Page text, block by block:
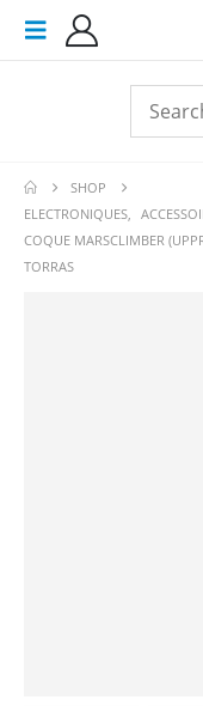
SHOP
ELECTRONIQUES,
COQUE MARSCLIMBER
TORRAS